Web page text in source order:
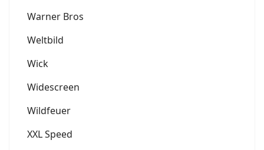
Warner Bros
Weltbild
Wick
Widescreen
Wildfeuer
XXL Speed